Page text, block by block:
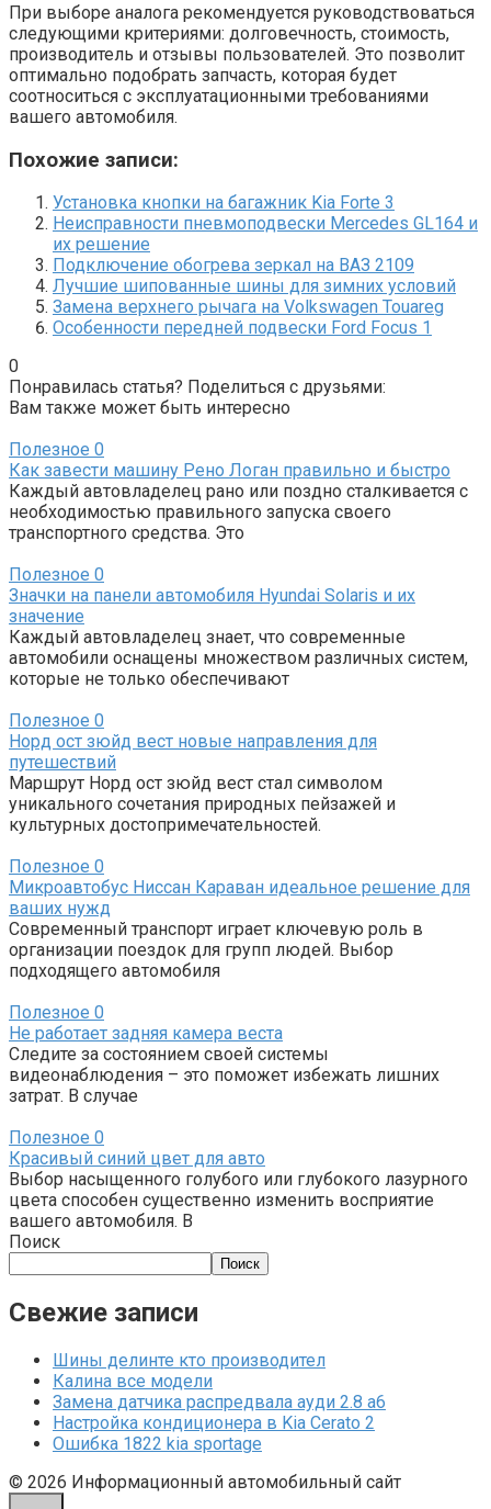
При выборе аналога рекомендуется руководствоваться
следующими критериями: долговечность, стоимость,
производитель и отзывы пользователей. Это позволит
оптимально подобрать запчасть, которая будет
соотноситься с эксплуатационными требованиями
вашего автомобиля.
Похожие записи:
Установка кнопки на багажник Kia Forte 3
Неисправности пневмоподвески Mercedes GL164 и
их решение
Подключение обогрева зеркал на ВАЗ 2109
Лучшие шипованные шины для зимних условий
Замена верхнего рычага на Volkswagen Touareg
Особенности передней подвески Ford Focus 1
0
Понравилась статья? Поделиться с друзьями:
Вам также может быть интересно
Полезное 0
Как завести машину Рено Логан правильно и быстро
Каждый автовладелец рано или поздно сталкивается с
необходимостью правильного запуска своего
транспортного средства. Это
Полезное 0
Значки на панели автомобиля Hyundai Solaris и их
значение
Каждый автовладелец знает, что современные
автомобили оснащены множеством различных систем,
которые не только обеспечивают
Полезное 0
Норд ост зюйд вест новые направления для
путешествий
Маршрут Норд ост зюйд вест стал символом
уникального сочетания природных пейзажей и
культурных достопримечательностей.
Полезное 0
Микроавтобус Ниссан Караван идеальное решение для
ваших нужд
Современный транспорт играет ключевую роль в
организации поездок для групп людей. Выбор
подходящего автомобиля
Полезное 0
Не работает задняя камера веста
Следите за состоянием своей системы
видеонаблюдения – это поможет избежать лишних
затрат. В случае
Полезное 0
Красивый синий цвет для авто
Выбор насыщенного голубого или глубокого лазурного
цвета способен существенно изменить восприятие
вашего автомобиля. В
Поиск
Поиск
Свежие записи
Шины делинте кто производител
Калина все модели
Замена датчика распредвала ауди 2.8 а6
Настройка кондиционера в Kia Cerato 2
Ошибка 1822 kia sportage
© 2026 Информационный автомобильный сайт